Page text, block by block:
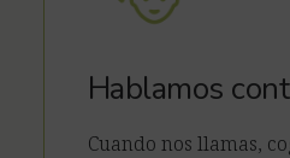
Hablamos
Cuando nos llamas,